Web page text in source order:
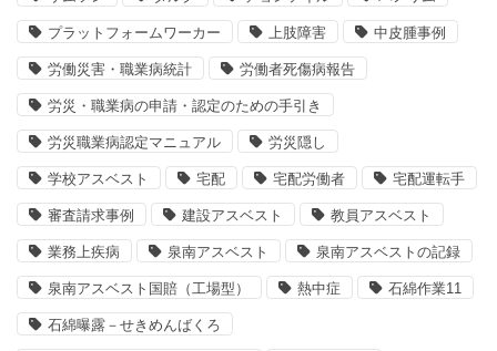
プラットフォームワーカー 上肢障害 中皮腫事例
労働災害・職業病統計 労働者死傷病報告
労災・職業病の申請・認定のための手引き
労災職業病認定マニュアル 労災隠し
学校アスベスト 宅配 宅配労働者 宅配運転手
審査請求事例 建設アスベスト 教員アスベスト
業務上疾病 泉南アスベスト 泉南アスベストの記録
泉南アスベスト国賠（工場型） 熱中症 石綿作業11
石綿曝露－せきめんばくろ